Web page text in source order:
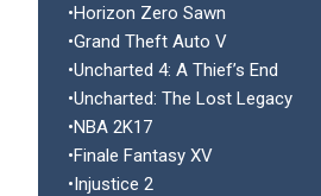
•Horizon Zero Sawn
•Grand Theft Auto V
•Uncharted 4: A Thief’s End
•Uncharted: The Lost Legacy
•NBA 2K17
•Finale Fantasy XV
•Injustice 2